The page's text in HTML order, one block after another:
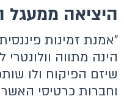
היציאה ממעגל
הינה מתווה
שיזם הפיקוח ולו
וחברות כרטיסי